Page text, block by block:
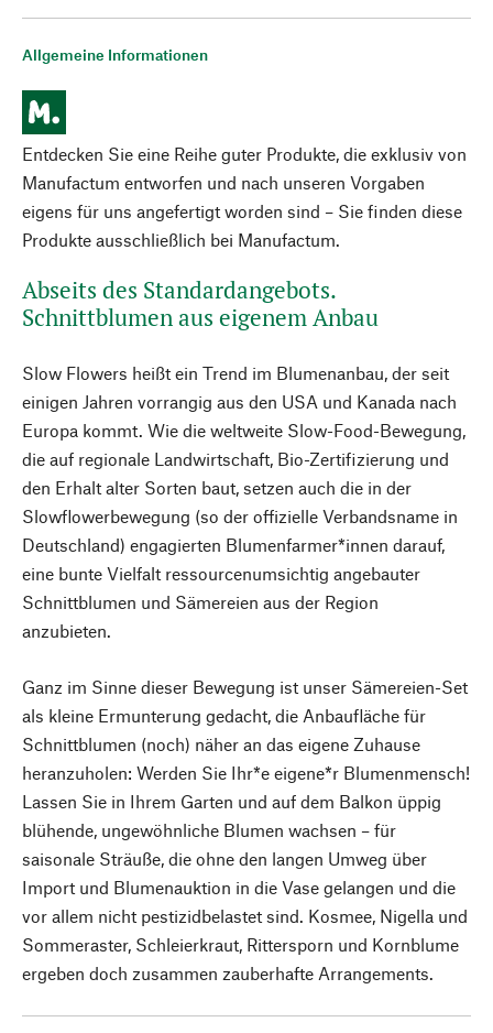
Allgemeine Informationen
Entdecken Sie eine Reihe guter Produkte, die exklusiv von
Manufactum entworfen und nach unseren Vorgaben
eigens für uns angefertigt worden sind – Sie finden diese
Produkte ausschließlich bei Manufactum.
Abseits des Standardangebots.
Schnittblumen aus eigenem Anbau
Slow Flowers heißt ein Trend im Blumenanbau, der seit
einigen Jahren vorrangig aus den USA und Kanada nach
Europa kommt. Wie die weltweite Slow-Food-Bewegung,
die auf regionale Landwirtschaft, Bio-Zertifizierung und
den Erhalt alter Sorten baut, setzen auch die in der
Slowflowerbewegung (so der offizielle Verbandsname in
Deutschland) engagierten Blumenfarmer*innen darauf,
eine bunte Vielfalt ressourcenumsichtig angebauter
Schnittblumen und Sämereien aus der Region
anzubieten.
Ganz im Sinne dieser Bewegung ist unser Sämereien-Set
als kleine Ermunterung gedacht, die Anbaufläche für
Schnittblumen (noch) näher an das eigene Zuhause
heranzuholen: Werden Sie Ihr*e eigene*r Blumenmensch!
Lassen Sie in Ihrem Garten und auf dem Balkon üppig
blühende, ungewöhnliche Blumen wachsen – für
saisonale Sträuße, die ohne den langen Umweg über
Import und Blumenauktion in die Vase gelangen und die
vor allem nicht pestizidbelastet sind. Kosmee, Nigella und
Sommeraster, Schleierkraut, Rittersporn und Kornblume
ergeben doch zusammen zauberhafte Arrangements.